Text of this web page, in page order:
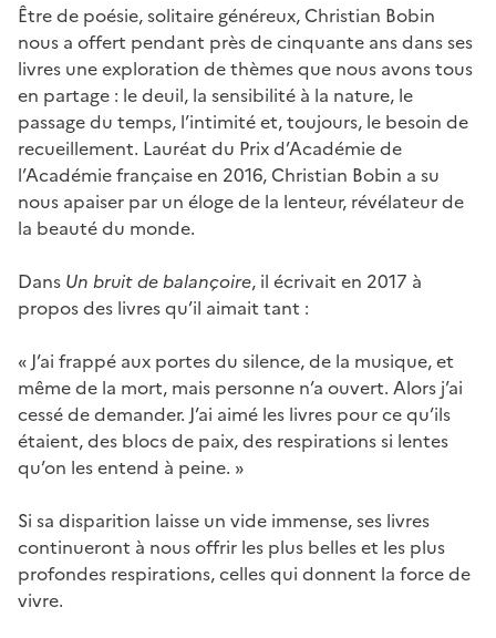
Être de poésie, solitaire généreux, Christian Bobin
nous a offert pendant près de cinquante ans dans ses
livres une exploration de thèmes que nous avons tous
en partage : le deuil, la sensibilité à la nature, le
passage du temps, l’intimité et, toujours, le besoin de
recueillement. Lauréat du Prix d’Académie de
l’Académie française en 2016, Christian Bobin a su
nous apaiser par un éloge de la lenteur, révélateur de
la beauté du monde.
Dans Un bruit de balançoire, il écrivait en 2017 à
propos des livres qu’il aimait tant :
« J’ai frappé aux portes du silence, de la musique, et
même de la mort, mais personne n’a ouvert. Alors j’ai
cessé de demander. J’ai aimé les livres pour ce qu’ils
étaient, des blocs de paix, des respirations si lentes
qu’on les entend à peine. »
Si sa disparition laisse un vide immense, ses livres
continueront à nous offrir les plus belles et les plus
profondes respirations, celles qui donnent la force de
vivre.